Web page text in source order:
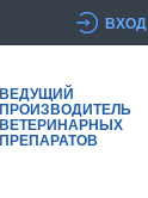
ВХОД
ВЕДУЩИЙ
ПРОИЗВОДИТЕЛЬ
ВЕТЕРИНАРНЫХ
ПРЕПАРАТОВ